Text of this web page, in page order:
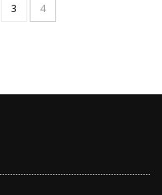
3 4